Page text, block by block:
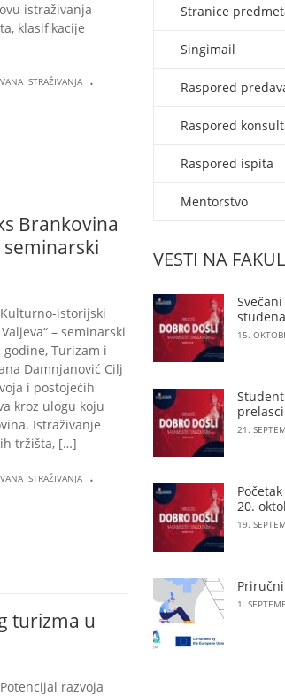
istraživanja
klasifikacije
ISTRAŽIVANJA .
Brankovina
seminarski
istorijski
– seminarski
Turizam i
Damnjanović Cilj
i postojećih
kroz ulogu koju
Istraživanje
tržišta, […]
ISTRAŽIVANJA .
turizma u
razvoja
Stranice
Singimail
Raspored
Raspored
Raspored ispita
Mentorstvo
VESTI NA
15.
prelasci
21.
20.
19.
1.